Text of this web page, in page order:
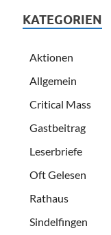
KATEGORIEN
Aktionen
Allgemein
Critical Mass
Gastbeitrag
Leserbriefe
Oft Gelesen
Rathaus
Sindelfingen